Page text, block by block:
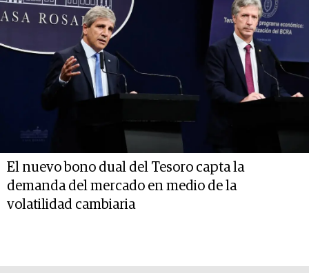
El nuevo bono dual del Tesoro capta la
demanda del mercado en medio de la
volatilidad cambiaria